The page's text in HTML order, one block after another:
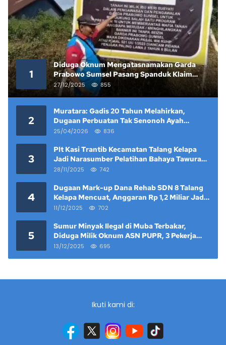
1
Diduga Oknum Mengatasnamakan Garda
Prabowo Sumsel Pasang Spanduk Klaim
Lahan yang Telah Diputus Pengadilan
27/12/2025 855
2
Muratara: Gadis 20 Tahun Melahirkan,
Dugaan Perbuatan Tak Senonoh Ayah
Kandung Mencuat
25/04/2026 836
3
Plt Kasi Trantib Kecamatan Talang Kelapa
Jadi Narasumber Pelatihan Bahaya Tawuran
dan Narkoba di Keramat Raya
28/11/2025 742
4
Dugaan Mark-up Dana Rehab SDN 8 Talang
Kelapa Mencuat, Anggaran Rp 1,2 Miliar Jadi
Sorotan
11/12/2025 702
5
Sumur Minyak Ilegal di Muba Terbakar,
Diduga Milik Oknum ASN PUPR, 3 Pekerja
Tewas
13/12/2025 695
Ikuti kami di: